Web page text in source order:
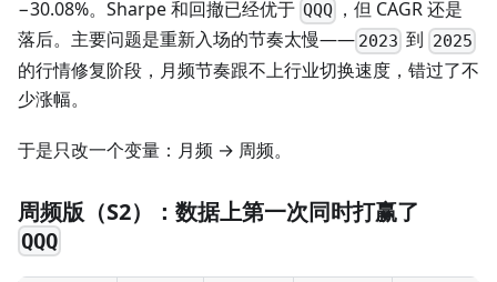
−30.08%。Sharpe 和回撤已经优于 QQQ ，但 CAGR 还是
落后。主要问题是重新入场的节奏太慢—— 2023 到 2025
的行情修复阶段，月频节奏跟不上行业切换速度，错过了不
少涨幅。
于是只改一个变量：月频 → 周频。
周频版（S2）：数据上第一次同时打赢了
QQQ